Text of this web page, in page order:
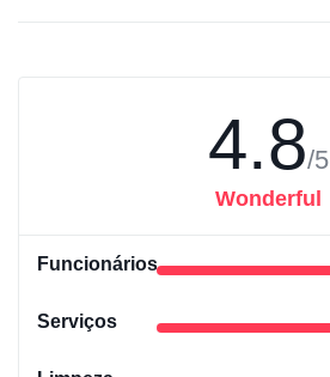
4.8/5
Wonderful
Funcionários
Serviços